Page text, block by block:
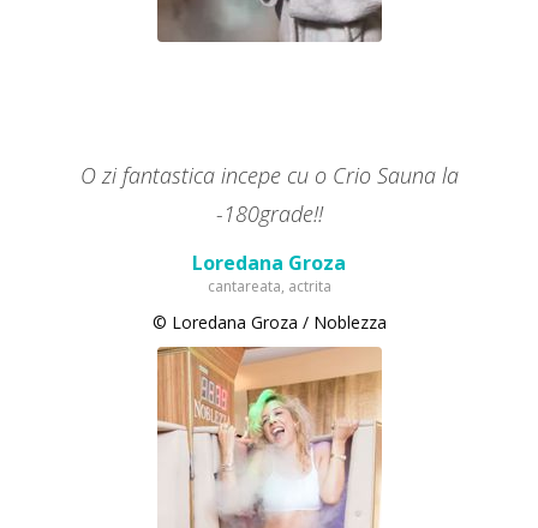
O zi fantastica incepe cu o Crio Sauna la
-180grade!!
Loredana Groza
cantareata, actrita
© Loredana Groza / Noblezza